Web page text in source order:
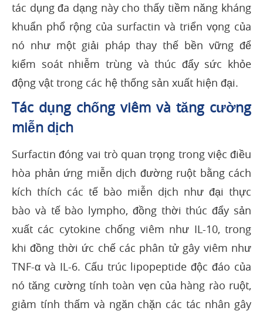
tác dụng đa dạng này cho thấy tiềm năng kháng
khuẩn phổ rộng của surfactin và triển vọng của
nó như một giải pháp thay thế bền vững để
kiểm soát nhiễm trùng và thúc đẩy sức khỏe
động vật trong các hệ thống sản xuất hiện đại.
Tác dụng chống viêm và tăng cường
miễn dịch
Surfactin đóng vai trò quan trọng trong việc điều
hòa phản ứng miễn dịch đường ruột bằng cách
kích thích các tế bào miễn dịch như đại thực
bào và tế bào lympho, đồng thời thúc đẩy sản
xuất các cytokine chống viêm như IL-10, trong
khi đồng thời ức chế các phân tử gây viêm như
TNF-α và IL-6. Cấu trúc lipopeptide độc đáo của
nó tăng cường tính toàn vẹn của hàng rào ruột,
giảm tính thấm và ngăn chặn các tác nhân gây